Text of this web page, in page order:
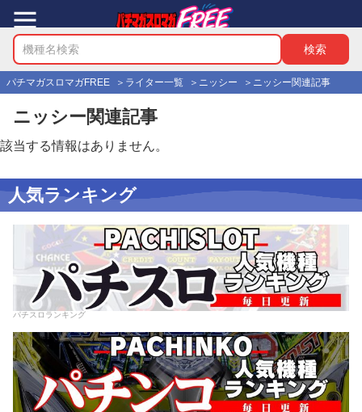
パチマガスロマガFREE ライター一覧 ニッシー ニッシー関連記事
ニッシー関連記事
該当する情報はありません。
人気ランキング
パチスロランキング